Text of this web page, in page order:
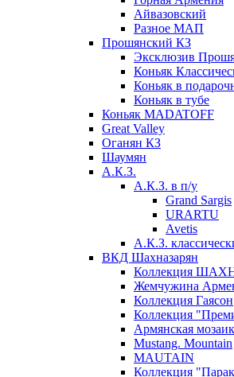
Айвазовский
Разное МАП
Прошянский КЗ
Эксклюзив
Коньяк
Коньяк в
Коньяк в тубе
Коньяк MADATOFF
Great Valley
Оганян КЗ
Шаумян
А.К.З.
А.К.З. в п/у
Grand Sargis
URARTU
Avetis
А.К.З.
ВКД Шахназарян
Коллекция
Жемчужина
Коллекция Гаясон
Коллекция
Армянская
Mustang. Mountain
MAUTAIN
Коллекция